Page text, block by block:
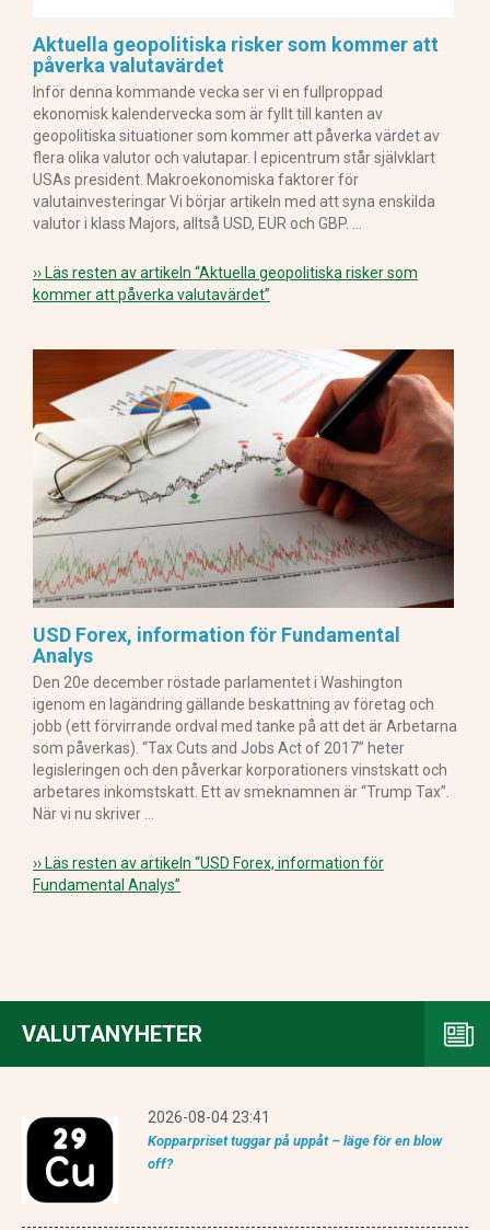
Aktuella geopolitiska risker som kommer att
påverka valutavärdet
Inför denna kommande vecka ser vi en fullproppad
ekonomisk kalendervecka som är fyllt till kanten av
geopolitiska situationer som kommer att påverka värdet av
flera olika valutor och valutapar. I epicentrum står självklart
USAs president. Makroekonomiska faktorer för
valutainvesteringar Vi börjar artikeln med att syna enskilda
valutor i klass Majors, alltså USD, EUR och GBP. …
›› Läs resten av artikeln “Aktuella geopolitiska risker som
kommer att påverka valutavärdet”
USD Forex, information för Fundamental
Analys
Den 20e december röstade parlamentet i Washington
igenom en lagändring gällande beskattning av företag och
jobb (ett förvirrande ordval med tanke på att det är Arbetarna
som påverkas). “Tax Cuts and Jobs Act of 2017” heter
legisleringen och den påverkar korporationers vinstskatt och
arbetares inkomstskatt. Ett av smeknamnen är “Trump Tax”.
När vi nu skriver …
›› Läs resten av artikeln “USD Forex, information för
Fundamental Analys”
VALUTANYHETER
2026-08-04 23:41
Kopparpriset tuggar på uppåt – läge för en blow
off?